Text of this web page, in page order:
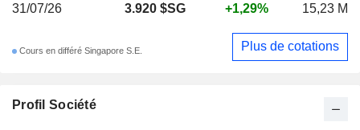
Profil Société
31/07/26
3.920 $SG +1,29% 15,23 M
Cours en différé Singapore S.E. Plus de cotations